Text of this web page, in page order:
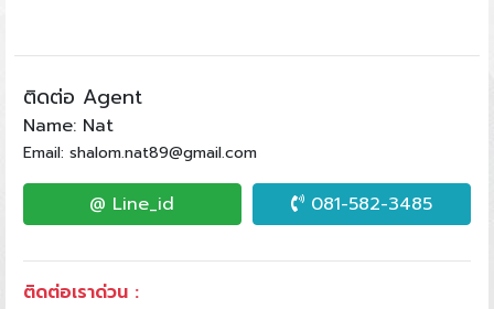
ติดต่อ Agent
Name: Nat
Email: shalom.nat89@gmail.com
@ Line_id 081-582-3485
ติดต่อเราด่วน :